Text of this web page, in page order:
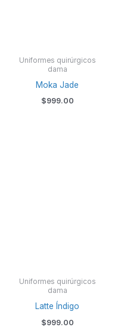
Uniformes quirúrgicos
dama
Moka Jade
$999.00
Uniformes quirúrgicos
dama
Latte Índigo
$999.00